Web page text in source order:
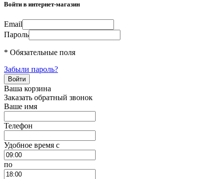
Войти в интернет-магазин
Email
Пароль
* Обязательные поля
Забыли пароль?
Ваша корзина
Заказать обратный звонок
Ваше имя
Телефон
Удобное время c
по